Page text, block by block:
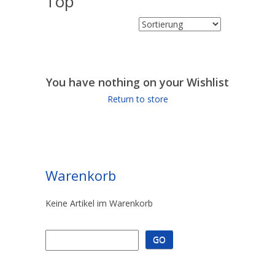
You have nothing on your Wishlist
Return to store
Warenkorb
Keine Artikel im Warenkorb